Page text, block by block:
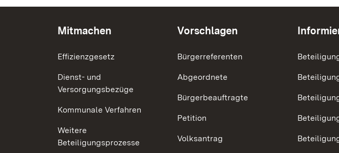
Mitmachen
Effizienzgesetz
Dienst- und
Versorgungsbezüge
Kommunale Verfahren
Weitere
Beteiligungsprozesse
Vorschlagen
Bürgerreferenten
Abgeordnete
Bürgerbeauftragte
Petition
Volksantrag